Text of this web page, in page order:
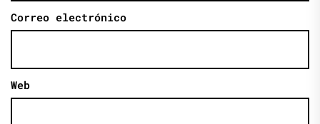
Correo electrónico
Web